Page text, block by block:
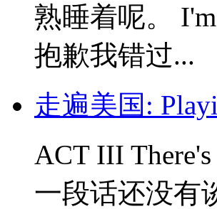
熟睡着呢。
抱歉我错过...
走遍美国:
ACT III
一段话还没有